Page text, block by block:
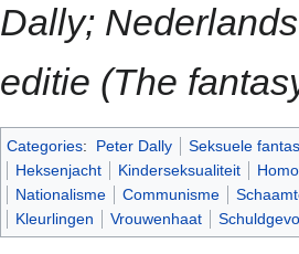
Dally;
editie (The
Categories: Peter Dally
Seksuele
Heksenjacht
Kinderseksualiteit
Nationalisme
Communisme
Kleurlingen
Vrouwenhaat